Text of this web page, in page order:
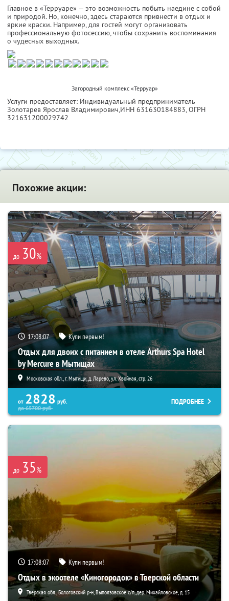
Главное в «Терруаре» — это возможность побыть наедине с собой
и природой. Но, конечно, здесь стараются привнести в отдых и
яркие краски. Например, для гостей могут организовать
профессиональную фотосессию, чтобы сохранить воспоминания
о чудесных выходных.
Загородный комплекс «Терруар»
Услуги предоставляет: Индивидуальный предприниматель
Золотарев Ярослав Владимирович,ИНН 631630184883, ОГРН
321631200029742
Похожие акции:
до 30%
17:08:06 Купи первым!
Отдых для двоих с питанием в отеле Arthurs Spa Hotel
by Mercure в Мытищах
Московская обл., г. Мытищи, д. Ларево, ул. Хвойная, стр. 26
от 2828 руб.
до65700руб.
ПОДРОБНЕЕ
до 35%
17:08:06 Купи первым!
Отдых в экоотеле «Киногородок» в Тверской области
Тверская обл., Бологовский р-н, Выползовское с/п, дер. Михайловское, д. 15